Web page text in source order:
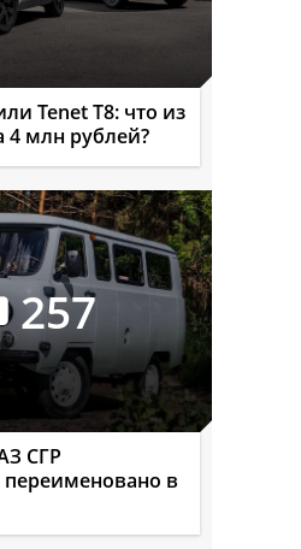
Tenet T8: что из
4 млн рублей?
257
СГР
в